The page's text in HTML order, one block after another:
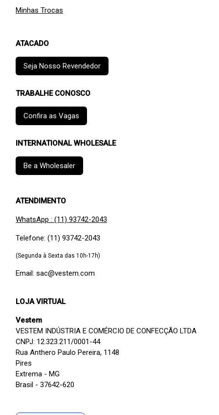
Minhas Trocas
ATACADO
Seja Nosso Revendedor
TRABALHE CONOSCO
Confira as Vagas
INTERNATIONAL WHOLESALE
Be a Wholesaler
ATENDIMENTO
WhatsApp : (11) 93742-2043
Telefone: (11) 93742-2043
(Segunda à Sexta das 10h-17h)
Email: sac@vestem.com
LOJA VIRTUAL
Vestem
VESTEM INDÚSTRIA E COMÉRCIO DE CONFECÇÃO LTDA
CNPJ: 12.323.211/0001-44
Rua Anthero Paulo Pereira, 1148
Pires
Extrema - MG
Brasil - 37642-620